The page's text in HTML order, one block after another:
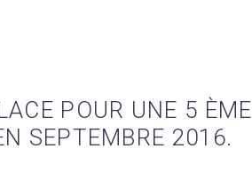
POUR UNE 5 ÈME
SEPTEMBRE 2016.